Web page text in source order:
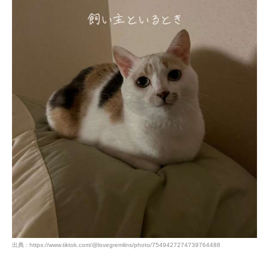
出典 : https://www.tiktok.com/@lovegremlins/photo/7549427274739764488